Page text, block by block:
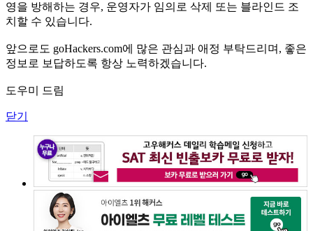
영을 방해하는 경우, 운영자가 임의로 삭제 또는 블라인드 조
치할 수 있습니다.
앞으로도 goHackers.com에 많은 관심과 애정 부탁드리며, 좋은
정보로 보답하도록 항상 노력하겠습니다.
도우미 드림
닫기